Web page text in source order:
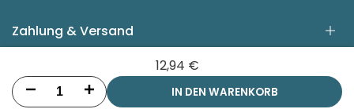
12,94 €
Menge Menge IN DEN WARENKORB
AGB
Datenschutzerklärung
Widerrufsbelehrung
Impressum
Zahlung & Versand
Versand
Zahlung